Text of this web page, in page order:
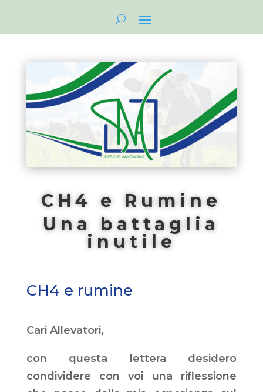
CH4 e Rumine
Una battaglia
inutile
CH4 e rumine
Cari Allevatori,
con questa lettera desidero
condividere con voi una riflessione